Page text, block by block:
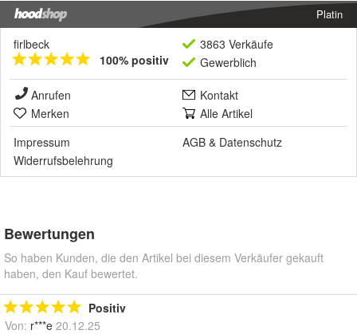
Platin
firlbeck
100% positiv
3863 Verkäufe
Gewerblich
Anrufen
Kontakt
Merken
Alle Artikel
Impressum
AGB & Datenschutz
Widerrufsbelehrung
Bewertungen
So haben Kunden, die den Artikel bei diesem Verkäufer gekauft
haben, den Kauf bewertet.
Positiv
Von: r***e 20.12.25